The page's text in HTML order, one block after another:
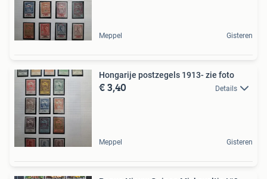
Meppel Gisteren
Hongarije postzegels 1913- zie foto
€ 3,40 Details
Meppel Gisteren